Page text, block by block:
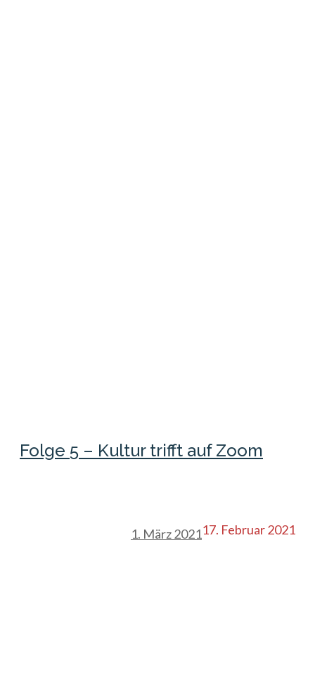
Folge 5 – Kultur trifft auf Zoom
17. Februar 2021
1. März 2021